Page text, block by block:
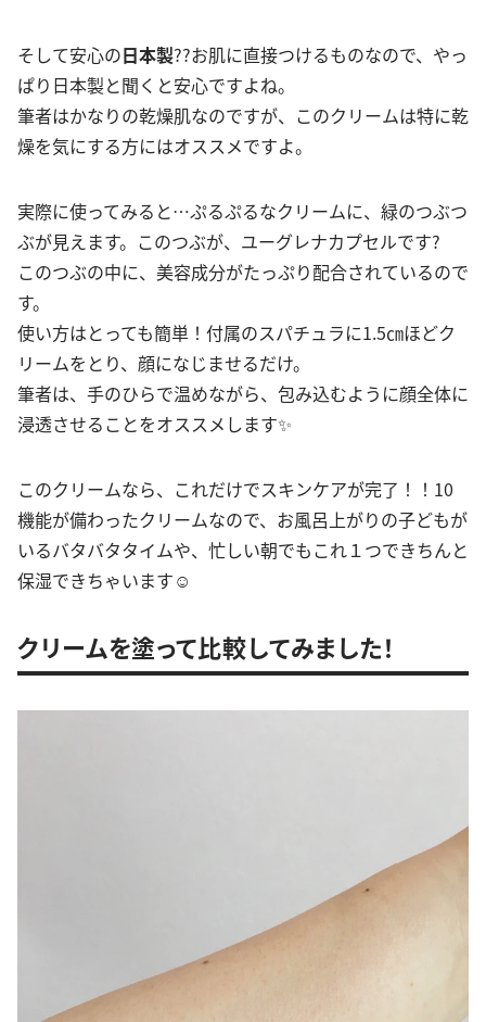
そして安心の日本製??お肌に直接つけるものなので、やっ
ぱり日本製と聞くと安心ですよね。
筆者はかなりの乾燥肌なのですが、このクリームは特に乾
燥を気にする方にはオススメですよ。
実際に使ってみると…ぷるぷるなクリームに、緑のつぶつ
ぶが見えます。このつぶが、ユーグレナカプセルです?
このつぶの中に、美容成分がたっぷり配合されているので
す。
使い方はとっても簡単！付属のスパチュラに1.5㎝ほどク
リームをとり、顔になじませるだけ。
筆者は、手のひらで温めながら、包み込むように顔全体に
浸透させることをオススメします✨
このクリームなら、これだけでスキンケアが完了！！10
機能が備わったクリームなので、お風呂上がりの子どもが
いるバタバタタイムや、忙しい朝でもこれ１つできちんと
保湿できちゃいます☺︎
クリームを塗って比較してみました！